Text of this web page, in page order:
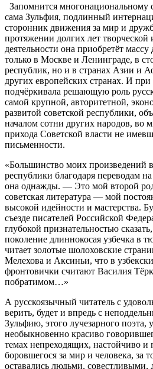
Запомнится многонациональному
сама Зульфия, подлинный
сторонник движения за мир и
протяжении долгих лет творческой
деятельности она приобретёт
только в Москве и Ленинграде, в
республик, но и в странах Азии и
других европейских странах. И при
подчёркивала решающую роль
самой крупной, авторитетной,
развитой советской республики,
началом сотни других народов, во
прихода Советской власти не
письменности.
«Большинство моих произведений
республики благодаря переводам
она однажды. — Это мой второй
советская литература — мой
высокой идейности и мастерства.
съезде писателей Российской
глубокой признательностью
поколение длиннокосая узбечка в
читает золотые шолоховские
Мелехова и Аксиньи, что в
фронтовички считают Василия
побратимом…»
А русскоязычный читатель с
верить, будет и впредь с
Зульфию, этого лучезарного поэта,
необыкновенно красиво
темах непреходящих, настойчиво и
боровшегося за мир и человека, за
оставались людьми,